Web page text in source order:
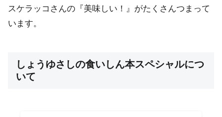
スケラッコさんの『美味しい！』がたくさんつまって
います。
しょうゆさしの食いしん本スペシャルにつ
いて